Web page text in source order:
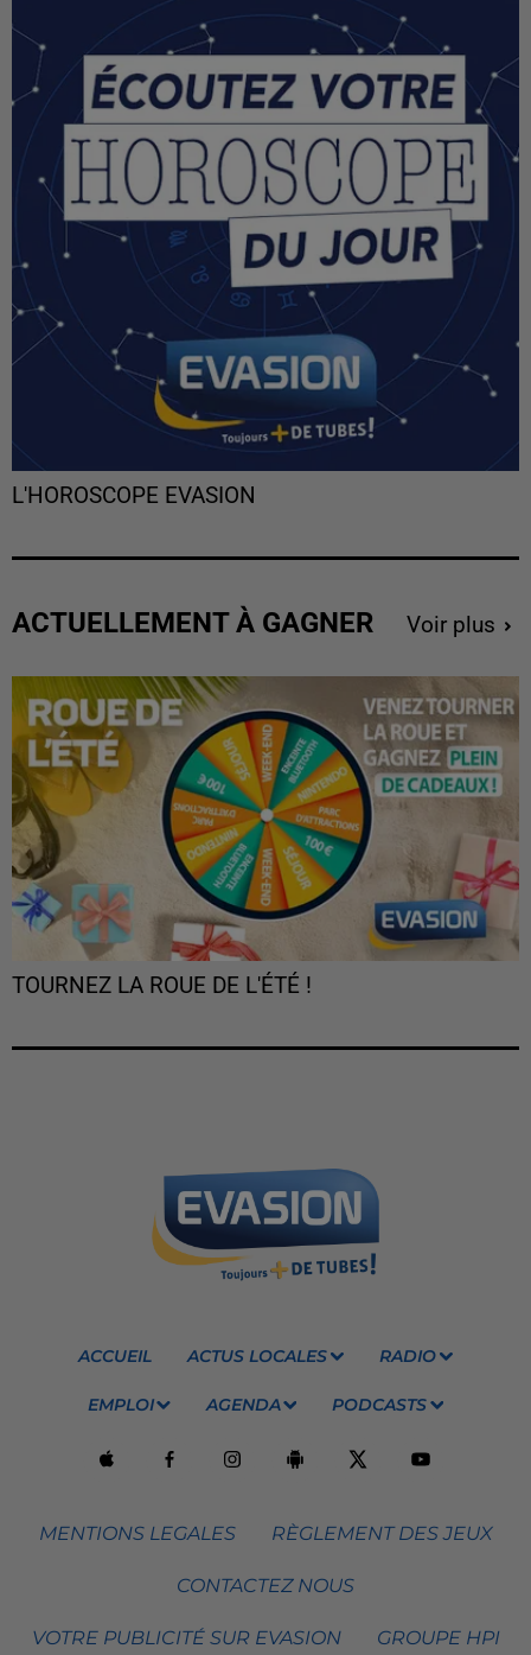
L'HOROSCOPE EVASION
ACTUELLEMENT À GAGNER Voir plus
TOURNEZ LA ROUE DE L'ÉTÉ !
ACCUEIL ACTUS LOCALES RADIO
EMPLOI AGENDA PODCASTS
MENTIONS LEGALES RÈGLEMENT DES JEUX
CONTACTEZ NOUS
VOTRE PUBLICITÉ SUR EVASION GROUPE HPI